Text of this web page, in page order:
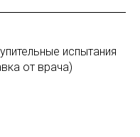
испытания
от врача)